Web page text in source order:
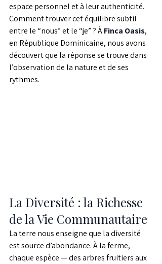
espace personnel et à leur authenticité.
Comment trouver cet équilibre subtil
entre le “nous” et le “je” ? À Finca Oasis,
en République Dominicaine, nous avons
découvert que la réponse se trouve dans
l’observation de la nature et de ses
rythmes.
La Diversité : la Richesse
de la Vie Communautaire
La terre nous enseigne que la diversité
est source d’abondance. À la ferme,
chaque espèce — des arbres fruitiers aux